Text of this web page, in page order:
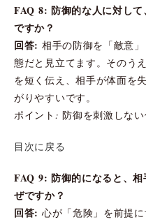
FAQ 8: 防御的な人に対し
ですか？
回答: 相手の防御を「敵意
態だと見立てます。そのう
を短く伝え、相手が体面を
がりやすいです。
ポイント: 防御を刺激しない
目次に戻る
FAQ 9: 防御的になると、
ぜですか？
回答: 心が「危険」を前提